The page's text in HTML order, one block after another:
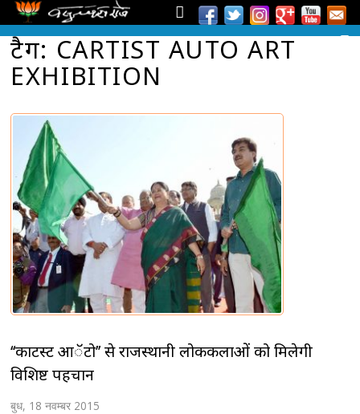
टैग: CARTIST AUTO ART
EXHIBITION
‘‘कार्टिस्ट आॅटो’’ से राजस्थानी लोककलाओं को मिलेगी
विशिष्ट पहचान
बुध, 18 नवम्बर 2015